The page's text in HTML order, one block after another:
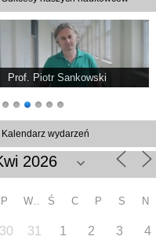
Prof. Piotr Sankowski
Kalendarz wydarzeń
P Ś C P S N
30 31 1 2 3 4